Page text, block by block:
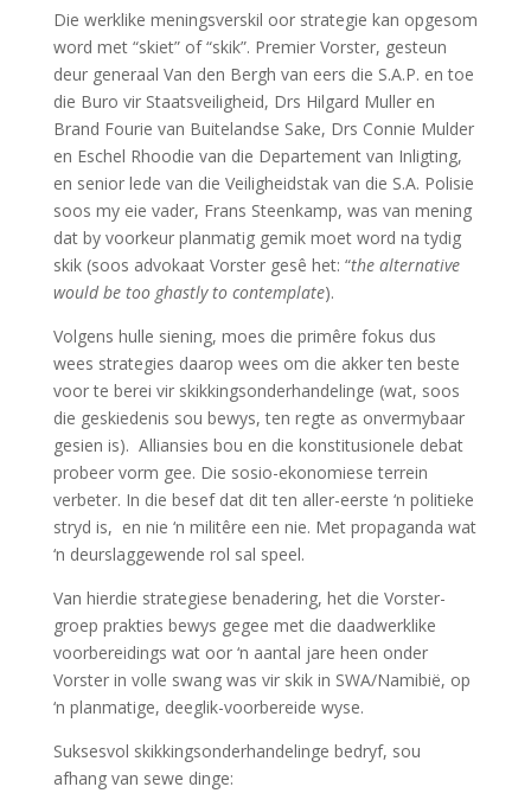
Die werklike meningsverskil oor strategie kan opgesom
word met “skiet” of “skik”. Premier Vorster, gesteun
deur generaal Van den Bergh van eers die S.A.P. en toe
die Buro vir Staatsveiligheid, Drs Hilgard Muller en
Brand Fourie van Buitelandse Sake, Drs Connie Mulder
en Eschel Rhoodie van die Departement van Inligting,
en senior lede van die Veiligheidstak van die S.A. Polisie
soos my eie vader, Frans Steenkamp, was van mening
dat by voorkeur planmatig gemik moet word na tydig
skik (soos advokaat Vorster gesê het: “the alternative
would be too ghastly to contemplate).
Volgens hulle siening, moes die primêre fokus dus
wees strategies daarop wees om die akker ten beste
voor te berei vir skikkingsonderhandelinge (wat, soos
die geskiedenis sou bewys, ten regte as onvermybaar
gesien is). Alliansies bou en die konstitusionele debat
probeer vorm gee. Die sosio-ekonomiese terrein
verbeter. In die besef dat dit ten aller-eerste ‘n politieke
stryd is, en nie ‘n militêre een nie. Met propaganda wat
‘n deurslaggewende rol sal speel.
Van hierdie strategiese benadering, het die Vorster-
groep prakties bewys gegee metdie daadwerklike
voorbereidings wat oor ‘n aantal jare heen onder
Vorster in volle swang was vir skik in SWA/Namibië, op
‘n planmatige, deeglik-voorbereide wyse.
Suksesvol skikkingsonderhandelinge bedryf, sou
afhang van sewe dinge: